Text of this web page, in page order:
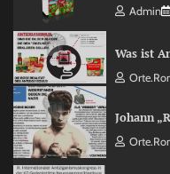
Admin
Was ist
Johann